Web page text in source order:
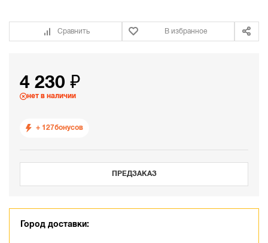
Сравнить В избранное
4 230 ₽
нет в наличии
+ 127бонусов
ПРЕДЗАКАЗ
Город доставки: